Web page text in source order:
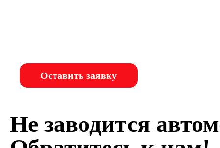
Оставить заявку
Не заводится